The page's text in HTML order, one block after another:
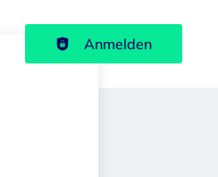
Haupt-Navigation
Anmelden